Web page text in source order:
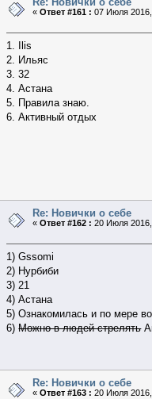
« Ответ #161 : 07 Июля
1. Ilis
2. Ильяс
3. 32
4. Астана
5. Правила знаю.
6. Активный отдых
Re: Новички о себе
« Ответ #162 : 20 Июля
1) Gssomi
2) Нурбиби
3) 21
4) Астана
5) Ознакомилась и по мере
6)Можно в людей стрелять
Re: Новички о себе
« Ответ #163 : 20 Июля